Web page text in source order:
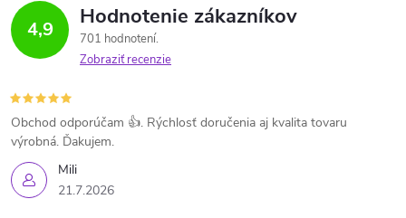
4,9 Hodnotenie zákazníkov
701 hodnotení
Zobraziť recenzie
Mili
21.7.2026
Obchod odporúčam 👍. Rýchlosť doručenia aj kvalita tovaru
výrobná. Ďakujem.